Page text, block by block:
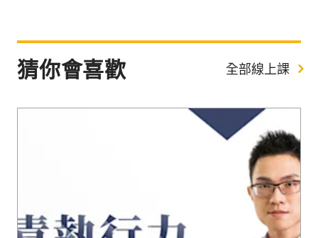
猜你會喜歡 全部線上課